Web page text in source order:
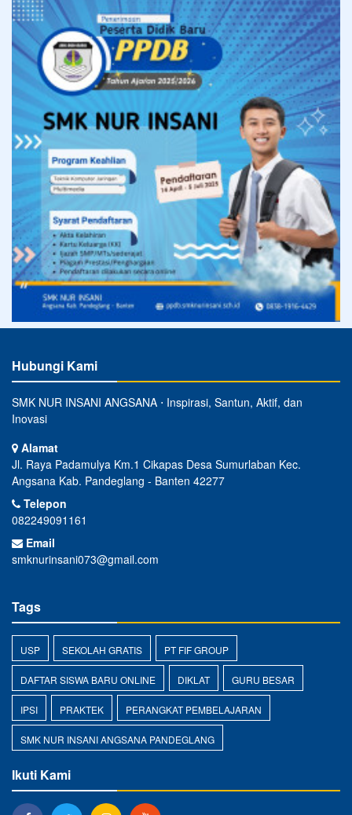
Hubungi Kami
SMK NUR INSANI ANGSANA ⋅ Inspirasi, Santun, Aktif, dan
Inovasi
Alamat
Jl. Raya Padamulya Km.1 Cikapas Desa Sumurlaban Kec.
Angsana Kab. Pandeglang - Banten 42277
Telepon
082249091161
Email
smknurinsani073@gmail.com
Tags
USP SEKOLAH GRATIS PT FIF GROUP
DAFTAR SISWA BARU ONLINE DIKLAT GURU BESAR
IPSI PRAKTEK PERANGKAT PEMBELAJARAN
SMK NUR INSANI ANGSANA PANDEGLANG
Ikuti Kami